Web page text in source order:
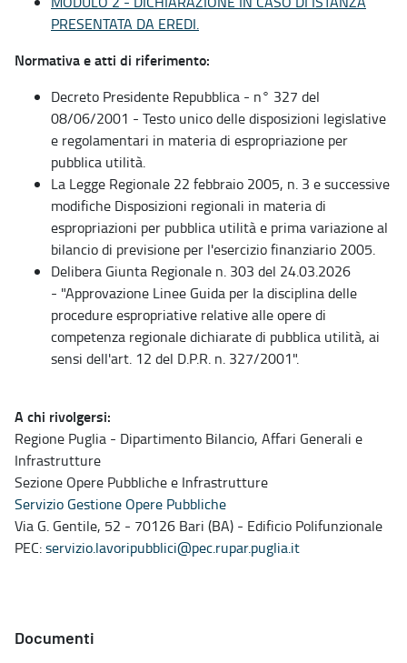
PRESENTATA DA EREDI.
Normativa e atti di riferimento:
Decreto Presidente Repubblica - n° 327 del
08/06/2001 - Testo unico delle disposizioni legislative
e regolamentari in materia di espropriazione per
pubblica utilità.
La Legge Regionale 22 febbraio 2005, n. 3 e successive
modifiche Disposizioni regionali in materia di
espropriazioni per pubblica utilità e prima variazione al
bilancio di previsione per l'esercizio finanziario 2005.
Delibera Giunta Regionale n. 303 del 24.03.2026
- "Approvazione Linee Guida per la disciplina delle
procedure espropriative relative alle opere di
competenza regionale dichiarate di pubblica utilità, ai
sensi dell'art. 12 del D.P.R. n. 327/2001".
A chi rivolgersi:
Regione Puglia - Dipartimento Bilancio, Affari Generali e
Infrastrutture
Sezione Opere Pubbliche e Infrastrutture
Servizio Gestione Opere Pubbliche
Via G. Gentile, 52 - 70126 Bari (BA) - Edificio Polifunzionale
PEC:servizio.lavoripubblici@pec.rupar.puglia.it
Documenti